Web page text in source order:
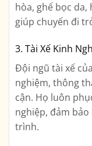
hòa, ghế bọc
giúp chuyến đi
3. Tài Xế Kinh
Đội ngũ tài xế
nghiệm, thông
cận. Họ luôn
nghiệp, đảm
trình.